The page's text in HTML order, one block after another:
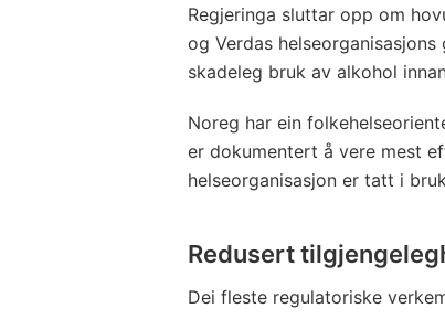
Regjeringa sluttar opp om
og Verdas
skadeleg bruk av alkohol
Noreg har ein
er dokumentert å vere mest
helseorganisasjon er tatt i
Redusert
Dei fleste regulatoriske